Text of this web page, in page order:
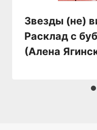
Звезды (не)
Расклад с
(Алена